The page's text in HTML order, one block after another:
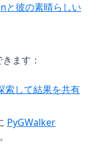
と彼の素晴らしい
ます：
して結果を共有
PyGWalker